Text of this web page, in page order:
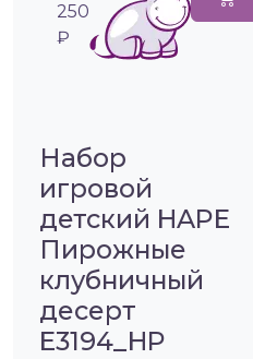
250
₽
Набор
игровой
детский HAPE
Пирожные
клубничный
десерт
E3194_HP